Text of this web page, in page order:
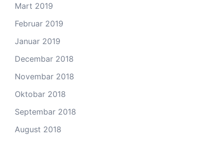
Mart 2019
Februar 2019
Januar 2019
Decembar 2018
Novembar 2018
Oktobar 2018
Septembar 2018
August 2018